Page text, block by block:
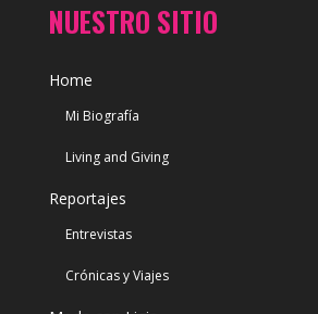
NUESTRO SITIO
Home
Mi Biografía
Living and Giving
Reportajes
Entrevistas
Crónicas y Viajes